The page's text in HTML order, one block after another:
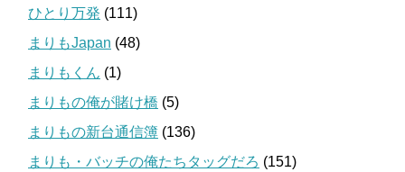
ひとり万発 (111)
まりもJapan (48)
まりもくん (1)
まりもの俺が賭け橋 (5)
まりもの新台通信簿 (136)
まりも・バッチの俺たちタッグだろ (151)